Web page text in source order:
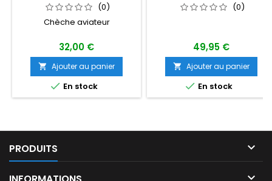
(0)
Chèche aviateur
32,00 €
 Ajouter au panier
 En stock
(0)
49,95 €
 Ajouter au panier
 En stock
PRODUITS 
